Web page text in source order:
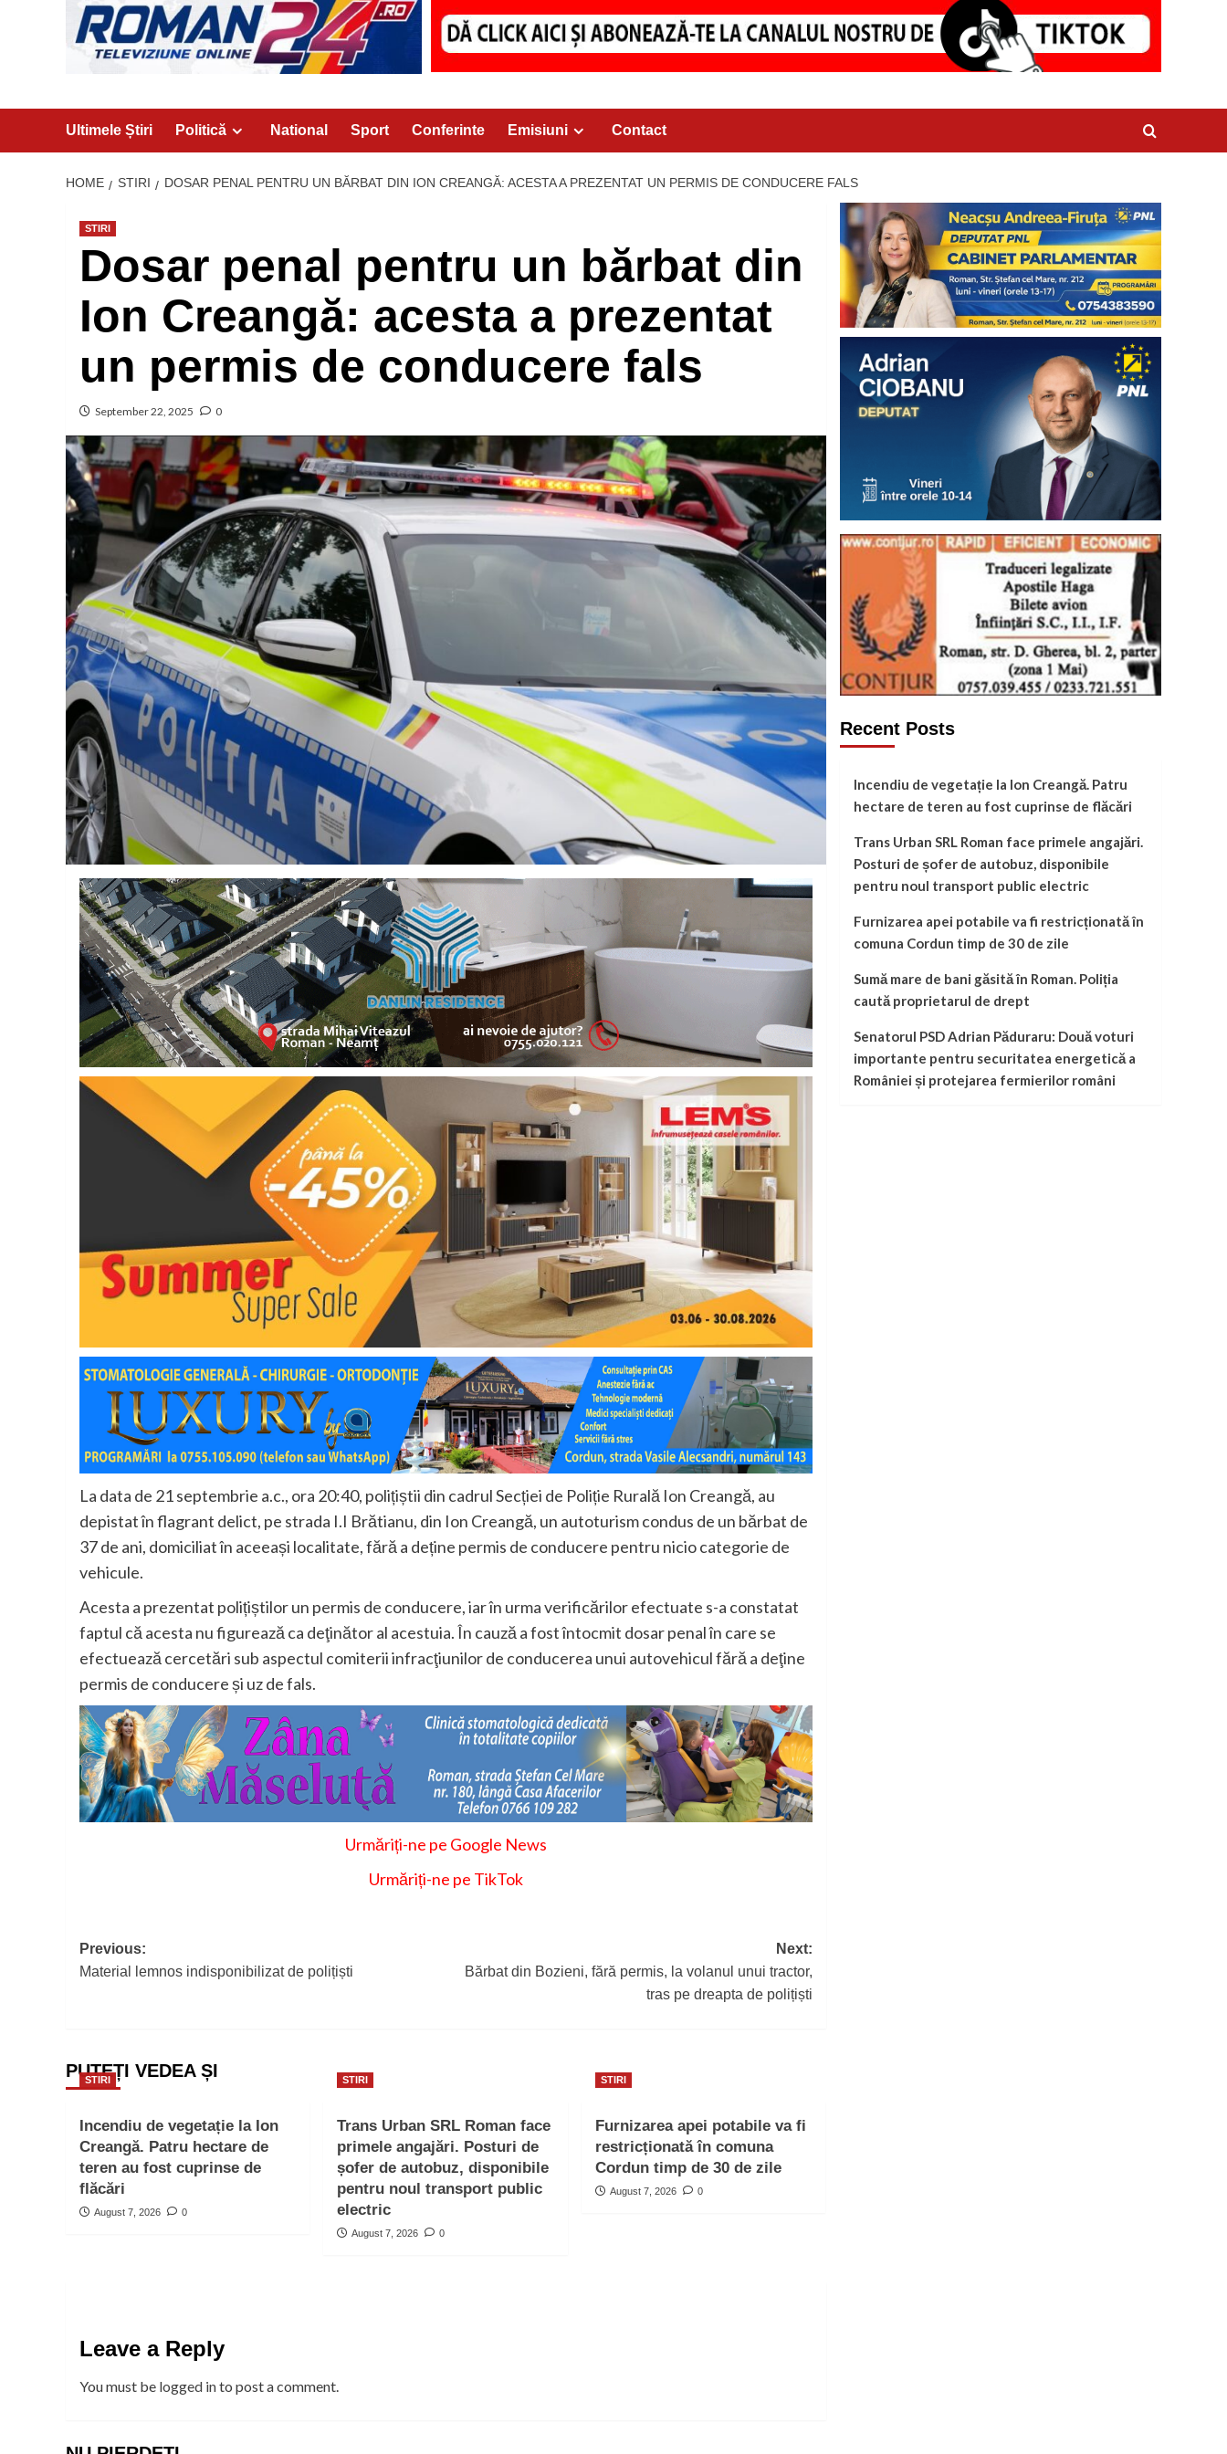
Ultimele Știri Politică National Sport Conferinte Emisiuni Contact
HOME STIRI DOSAR PENAL PENTRU UN BĂRBAT DIN ION CREANGĂ: ACESTA A PREZENTAT UN PERMIS DE CONDUCERE FALS
STIRI
Dosar penal pentru un bărbat din
Ion Creangă: acesta a prezentat
un permis de conducere fals
September 22, 2025 0
La data de 21 septembrie a.c., ora 20:40, polițiștii din cadrul Secției de Poliție Rurală Ion Creangă, au
depistat în flagrant delict, pe strada I.I Brătianu, din Ion Creangă, un autoturism condus de un bărbat de
37 de ani, domiciliat în aceeași localitate, fără a deține permis de conducere pentru nicio categorie de
vehicule.
Acesta a prezentat polițiștilor un permis de conducere, iar în urma verificărilor efectuate s-a constatat
faptul că acesta nu figurează ca deţinător al acestuia. În cauză a fost întocmit dosar penal în care se
efectuează cercetări sub aspectul comiterii infracţiunilor de conducerea unui autovehicul fără a deţine
permis de conducere și uz de fals.
Urmăriți-ne pe Google News
Urmăriți-ne pe TikTok
Post
navigation
Previous:
Material lemnos indisponibilizat de polițiști
Next:
Bărbat din Bozieni, fără permis, la volanul unui tractor,
tras pe dreapta de polițiști
PUTEȚI VEDEA ȘI
STIRI
Incendiu de vegetație la Ion
Creangă. Patru hectare de
teren au fost cuprinse de
flăcări
August 7, 2026 0
STIRI
Trans Urban SRL Roman face
primele angajări. Posturi de
șofer de autobuz, disponibile
pentru noul transport public
electric
August 7, 2026 0
STIRI
Furnizarea apei potabile va fi
restricționată în comuna
Cordun timp de 30 de zile
August 7, 2026 0
Leave a Reply
You must be logged into post a comment.
Recent Posts
Incendiu de vegetație la Ion Creangă. Patru
hectare de teren au fost cuprinse de flăcări
Trans Urban SRL Roman face primele angajări.
Posturi de șofer de autobuz, disponibile
pentru noul transport public electric
Furnizarea apei potabile va fi restricționată în
comuna Cordun timp de 30 de zile
Sumă mare de bani găsită în Roman. Poliția
caută proprietarul de drept
Senatorul PSD Adrian Păduraru: Două voturi
importante pentru securitatea energetică a
României și protejarea fermierilor români